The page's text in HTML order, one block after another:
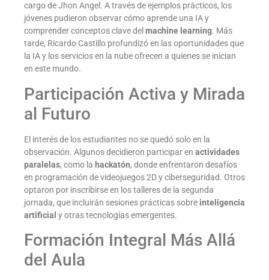
cargo de Jhon Angel. A través de ejemplos prácticos, los
jóvenes pudieron observar cómo aprende una IA y
comprender conceptos clave del machine learning. Más
tarde, Ricardo Castillo profundizó en las oportunidades que
la IA y los servicios en la nube ofrecen a quienes se inician
en este mundo.
Participación Activa y Mirada
al Futuro
El interés de los estudiantes no se quedó solo en la
observación. Algunos decidieron participar en actividades
paralelas, como la hackatón, donde enfrentaron desafíos
en programación de videojuegos 2D y ciberseguridad. Otros
optaron por inscribirse en los talleres de la segunda
jornada, que incluirán sesiones prácticas sobre inteligencia
artificial y otras tecnologías emergentes.
Formación Integral Más Allá
del Aula